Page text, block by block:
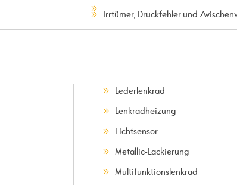
Irrtümer, Druckfehler und
Lederlenkrad
Lenkradheizung
Lichtsensor
Metallic-Lackierung
Multifunktionslenkrad